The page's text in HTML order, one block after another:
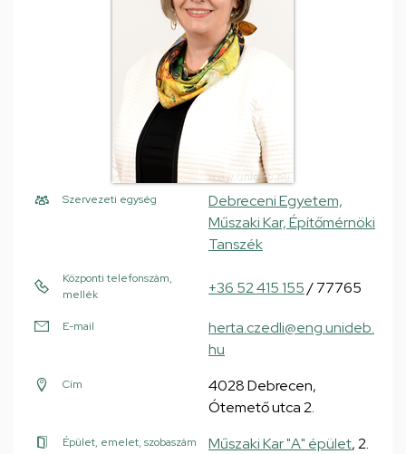
Szervezeti egység
Debreceni Egyetem,
Műszaki Kar, Építőmérnöki
Tanszék
Központi telefonszám,
mellék
+36 52 415 155/ 77765
E-mail
herta.czedli@eng.unideb.
hu
Cím
4028 Debrecen,
Ótemető utca 2.
Épület, emelet, szobaszám Műszaki Kar "A" épület, 2.